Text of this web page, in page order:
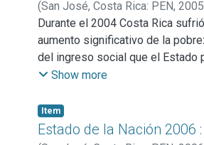
del desarrollo reciente del país:
suficientes empleos de calidad,
entre la población, favoreciendo
muchos de los progresos
(San José, Costa Rica: PEN, 2005
Durante el 2004 Costa Rica
aumento significativo de la
del ingreso social que el Estado
últimos quince años, se
continúan mejorando (esperanza
distribuyen esos logros y se
Show more
Item
Estado de la Nación 2006